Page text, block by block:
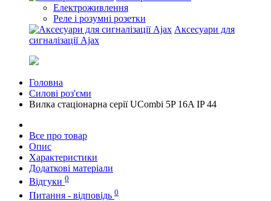
Електроживлення
Реле і розумні розетки
Аксесуари для
сигналізації Ajax
Головна
Силові роз'єми
Вилка стаціонарна серії UСombi 5P 16A IP 44
Все про товар
Опис
Характеристики
Додаткові матеріали
Відгуки 0
Питання - відповідь 0